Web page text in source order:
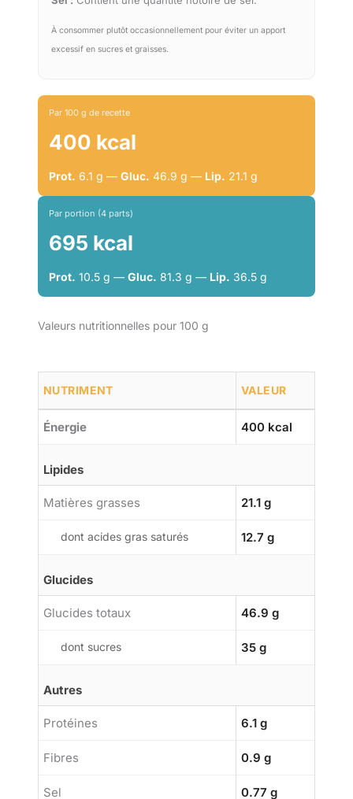
À consommer plutôt occasionnellement pour éviter un apport
excessif en sucres et graisses.
Par 100 g de recette
400 kcal
Prot. 6.1 g — Gluc. 46.9 g — Lip. 21.1 g
Par portion (4 parts)
695 kcal
Prot. 10.5 g — Gluc. 81.3 g — Lip. 36.5 g
Valeurs nutritionnelles pour 100 g
NUTRIMENT VALEUR
Énergie 400 kcal
Lipides
Matières grasses 21.1 g
dont acides gras saturés 12.7 g
Glucides
Glucides totaux 46.9 g
dont sucres 35 g
Autres
Protéines 6.1 g
Fibres 0.9 g
Sel 0.77 g